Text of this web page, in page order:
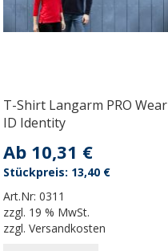
T-Shirt Langarm PRO Wear
ID Identity
Ab 10,31 €
Art.Nr: 0311
zzgl. 19 % MwSt.
zzgl. Versandkosten
13,40 €